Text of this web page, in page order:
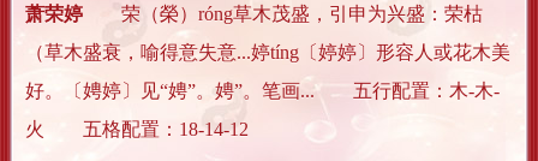
萧荣婷 荣（榮）róng草木茂盛，引申为兴盛：荣枯
（草木盛衰，喻得意失意...婷tíng〔婷婷〕形容人或花木美
好。〔娉婷〕见“娉”。娉”。笔画... 五行配置：木-木-
火 五格配置：18-14-12